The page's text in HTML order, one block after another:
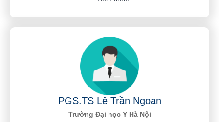
PGS.TS Lê Trần Ngoan
Trường Đại học Y Hà Nội